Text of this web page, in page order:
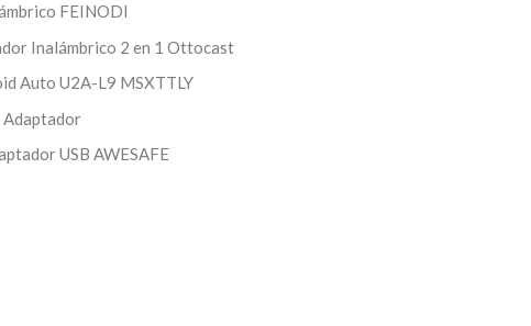
FEINODI
Inalámbrico 2 en 1 Ottocast
Auto U2A-L9 MSXTTLY
USB AWESAFE